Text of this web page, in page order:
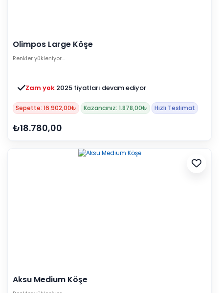
Olimpos Large Köşe
Renkler yükleniyor…
Zam yok 2025 fiyatları devam ediyor
Sepette: 16.902,00₺ Kazancınız: 1.878,00₺ Hızlı Teslimat
₺18.780,00
Aksu Medium Köşe